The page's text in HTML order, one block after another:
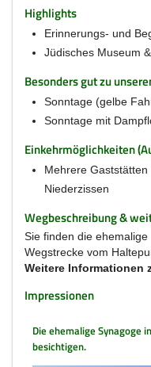
Highlights
Erinnerungs- und
Jüdisches Museum
Besonders gut zu
Sonntage (gelbe
Sonntage mit
Einkehrmöglichkeiten
Mehrere
Niederzissen
Wegbeschreibung &
Sie finden die
Wegstrecke vom
Weitere Informationen
Impressionen
Die ehemalige Synagoge
besichtigen.